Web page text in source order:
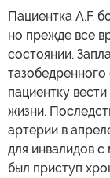
Пациентка A.F.
но прежде все
состоянии.
тазобедренного
пациентку
жизни.
артерии в
для инвалидов
был приступ